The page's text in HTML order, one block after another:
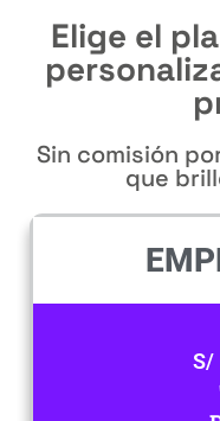
Elige el
Sin comisión
que
S/